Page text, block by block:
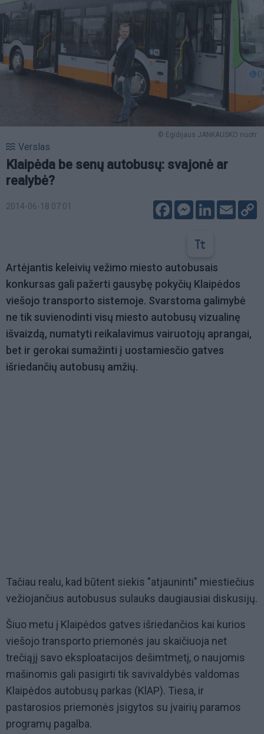
© Egidijaus JANKAUSKO nuotr.
Verslas
Klaipėda be senų autobusų: svajonė ar
realybė?
2014-06-18 07:01 FacebookMessenger
LinkedIn
Email
Artėjantis keleivių vežimo miesto autobusais
konkursas gali pažerti gausybę pokyčių Klaipėdos
viešojo transporto sistemoje. Svarstoma galimybė
ne tik suvienodinti visų miesto autobusų vizualinę
išvaizdą, numatyti reikalavimus vairuotojų aprangai,
bet ir gerokai sumažinti į uostamiesčio gatves
išriedančių autobusų amžių.
Tačiau realu, kad būtent siekis "atjauninti" miestiečius
vežiojančius autobusus sulauks daugiausiai diskusijų.
Šiuo metu į Klaipėdos gatves išriedančios kai kurios
viešojo transporto priemonės jau skaičiuoja net
trečiąjį savo eksploatacijos dešimtmetį, o naujomis
mašinomis gali pasigirti tik savivaldybės valdomas
Klaipėdos autobusų parkas (KlAP). Tiesa, ir
pastarosios priemonės įsigytos su įvairių paramos
programų pagalba.